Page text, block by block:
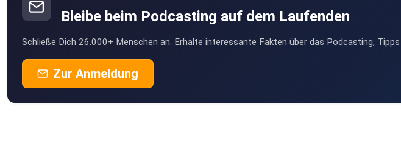
Bleibe beim Podcasting auf dem Laufenden
Schließe Dich 26.000+ Menschen an. Erhalte interessante Fakten über das Podcasting,
Zur Anmeldung